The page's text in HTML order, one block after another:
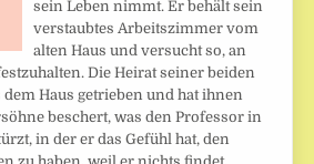
sein Leben nimmt. Er behält sein
verstaubtes Arbeitszimmer vom
alten Haus und versucht so, an
Die Heirat seiner beiden
dem Haus getrieben und hat ihnen
beschert, was den Professor in
in der er das Gefühl hat, den